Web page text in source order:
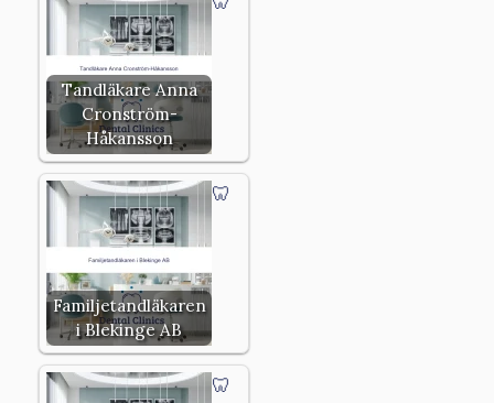
Tandläkare Anna
Cronström-
Håkansson
Familjetandläkaren
i Blekinge AB